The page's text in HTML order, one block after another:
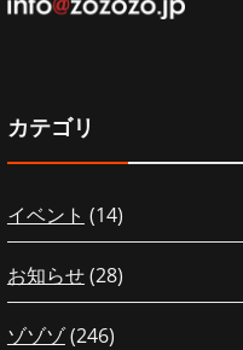
カテゴリ
イベント (14)
お知らせ(28)
ゾゾゾ(246)